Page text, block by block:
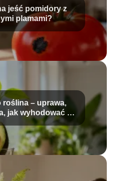
jeść pomidory z
plamami?
roślina – uprawa,
jak wyhodować z
pestki?